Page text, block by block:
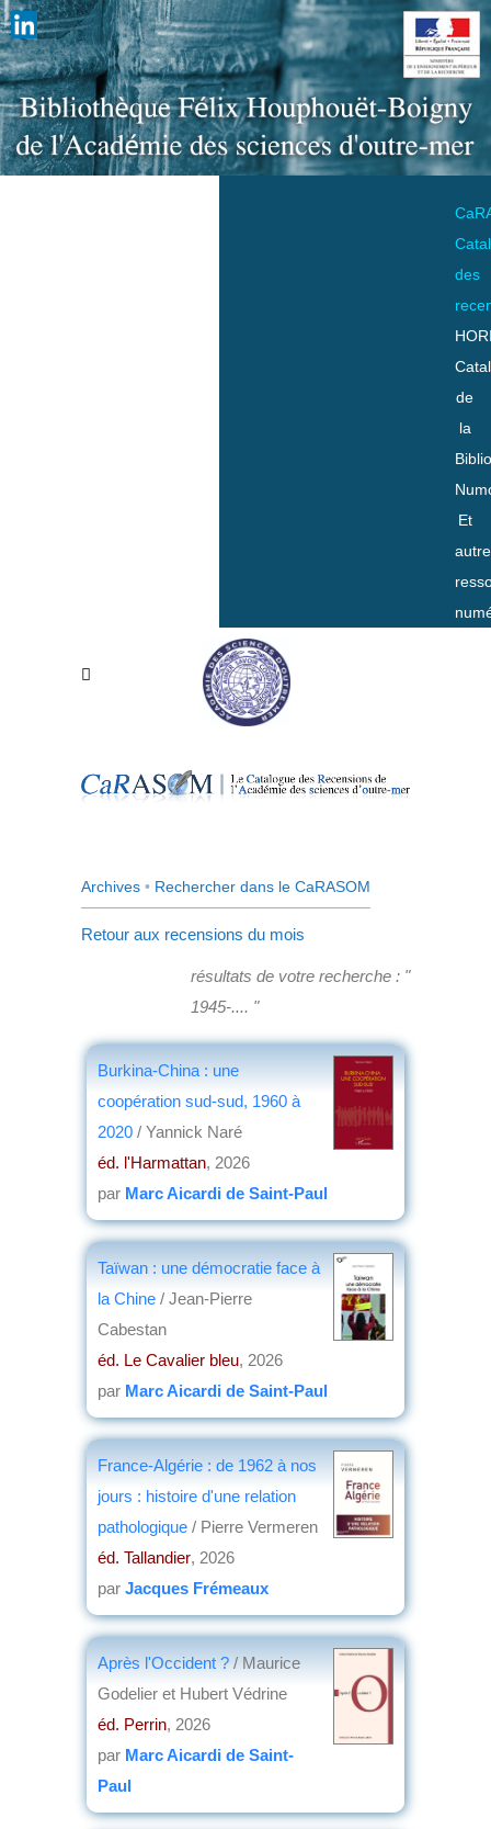
des
de
la
Et
Archives • Rechercher dans le CaRASOM
Retour aux recensions du mois
résultats de votre recherche : "
1945-.... "
Burkina-China : une
coopération sud-sud, 1960 à
2020 / Yannick Naré
éd. l'Harmattan, 2026
par Marc Aicardi de Saint-Paul
Taïwan : une démocratie face à
la Chine / Jean-Pierre
Cabestan
éd. Le Cavalier bleu, 2026
par Marc Aicardi de Saint-Paul
France-Algérie : de 1962 à nos
jours : histoire d'une relation
pathologique / Pierre Vermeren
éd. Tallandier, 2026
par Jacques Frémeaux
Après l'Occident ? / Maurice
Godelier et Hubert Védrine
éd. Perrin, 2026
par Marc Aicardi de Saint-
Paul